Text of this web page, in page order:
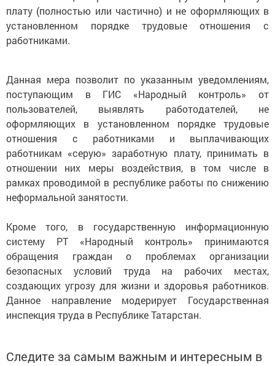
плату (полностью или частично) и не оформляющих в
установленном порядке трудовые отношения с
работниками.
Данная мера позволит по указанным уведомлениям,
поступающим в ГИС «Народный контроль» от
пользователей, выявлять работодателей, не
оформляющих в установленном порядке трудовые
отношения с работниками и выплачивающих
работникам «серую» заработную плату, принимать в
отношении них меры воздействия, в том числе в
рамках проводимой в республике работы по снижению
неформальной занятости.
Кроме того, в государственную информационную
систему РТ «Народный контроль» принимаются
обращения граждан о проблемах организации
безопасных условий труда на рабочих местах,
создающих угрозу для жизни и здоровья работников.
Данное направление модерирует Государственная
инспекция труда в Республике Татарстан.
Следите за самым важным и интересным в